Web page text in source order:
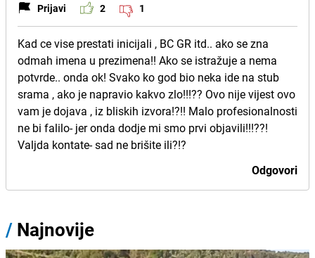
Prijavi 2 1
Kad ce vise prestati inicijali , BC GR itd.. ako se zna
odmah imena u prezimena!! Ako se istražuje a nema
potvrde.. onda ok! Svako ko god bio neka ide na stub
srama , ako je napravio kakvo zlo!!!?? Ovo nije vijest ovo
vam je dojava , iz bliskih izvora!?!! Malo profesionalnosti
ne bi falilo- jer onda dodje mi smo prvi objavili!!!??!
Valjda kontate- sad ne brišite ili?!?
Odgovori
/ Najnovije